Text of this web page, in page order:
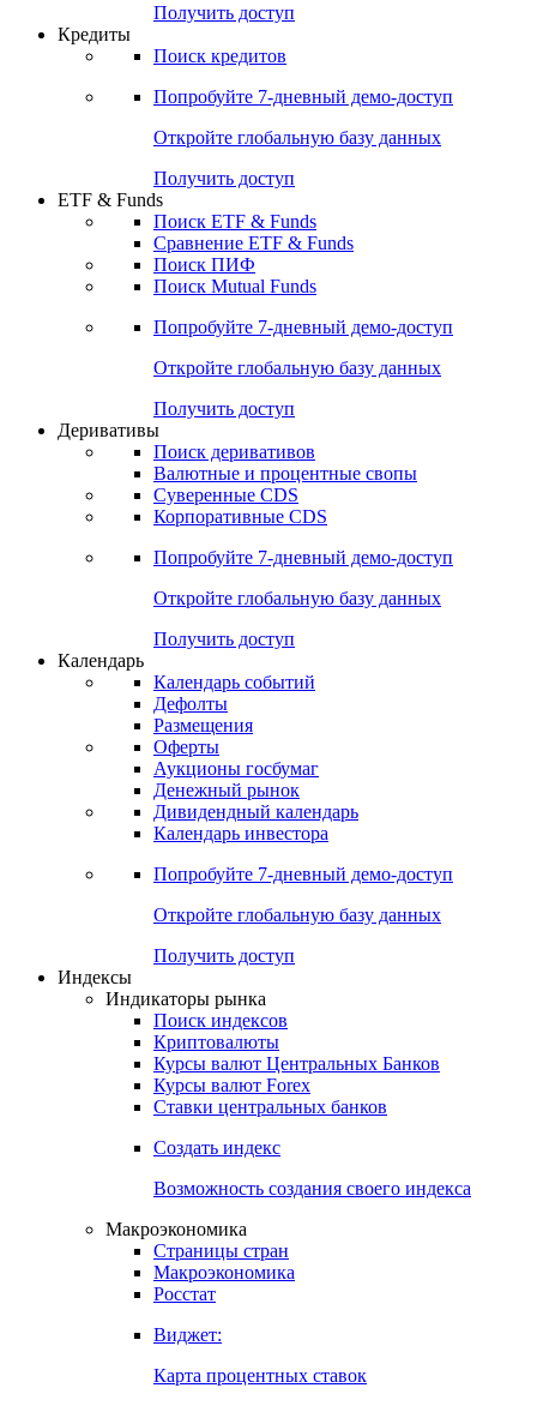
Получить доступ
Кредиты
Поиск кредитов
Попробуйте 7-дневный демо-доступ
Откройте глобальную базу данных
Получить доступ
ETF & Funds
Поиск ETF & Funds
Сравнение ETF & Funds
Поиск ПИФ
Поиск Mutual Funds
Попробуйте 7-дневный демо-доступ
Откройте глобальную базу данных
Получить доступ
Деривативы
Поиск деривативов
Валютные и процентные свопы
Суверенные CDS
Корпоративные CDS
Попробуйте 7-дневный демо-доступ
Откройте глобальную базу данных
Получить доступ
Календарь
Календарь событий
Дефолты
Размещения
Оферты
Аукционы госбумаг
Денежный рынок
Дивидендный календарь
Календарь инвестора
Попробуйте 7-дневный демо-доступ
Откройте глобальную базу данных
Получить доступ
Индексы
Индикаторы рынка
Поиск индексов
Криптовалюты
Курсы валют Центральных Банков
Курсы валют Forex
Ставки центральных банков
Создать индекс
Возможность создания своего индекса
Макроэкономика
Страницы стран
Макроэкономика
Росстат
Виджет:
Карта процентных ставок